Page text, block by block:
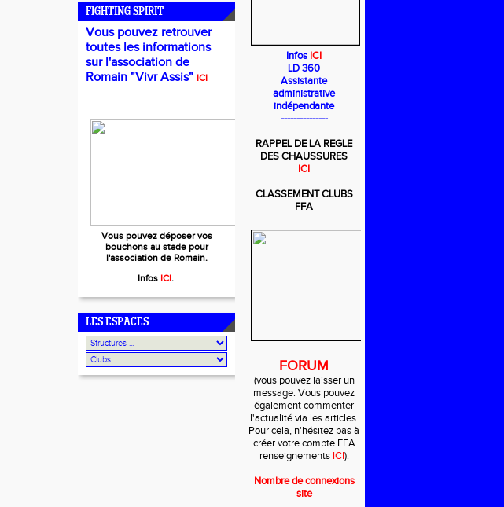
FIGHTING SPIRIT
Vous pouvez retrouver
toutes les informations
sur l'association de
Romain "Vivr Assis" ICI
Vous pouvez déposer vos
bouchons au stade pour
l'association de Romain.
Infos ICI.
LES ESPACES
Infos ICI
LD 360
Assistante
administrative
indépendante
---------------
RAPPEL DE LA REGLE
DES CHAUSSURES
ICI
CLASSEMENT CLUBS
FFA
FORUM
(vous pouvez laisser un
message. Vous pouvez
également commenter
l'actualité via les articles.
Pour cela, n'hésitez pas à
créer votre compte FFA
renseignements ICI).
Nombre de connexions
site